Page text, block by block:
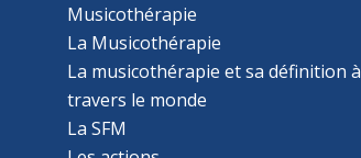
Musicothérapie
La Musicothérapie
La musicothérapie et sa définition à
travers le monde
La SFM